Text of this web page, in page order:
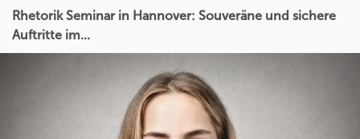
Rhetorik Seminar in Hannover: Souveräne und sichere
Auftritte im...